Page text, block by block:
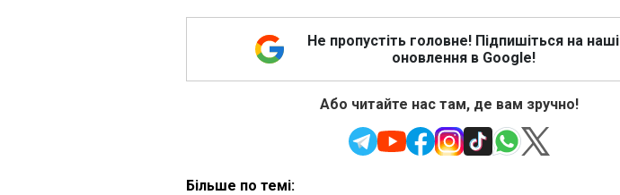
Не пропустіть головне! Підпишіться на наші
оновлення в Google!
Або читайте нас там, де вам зручно!
Більше по темі: